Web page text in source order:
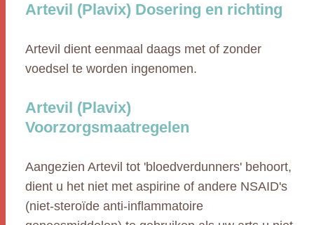
Artevil (Plavix) Dosering en richting
Artevil dient eenmaal daags met of zonder
voedsel te worden ingenomen.
Artevil (Plavix)
Voorzorgsmaatregelen
Aangezien Artevil tot 'bloedverdunners' behoort,
dient u het niet met aspirine of andere NSAID's
(niet-steroïde anti-inflammatoire